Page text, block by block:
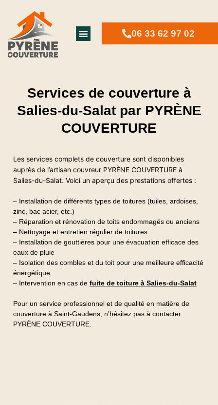
06 33 62 97 02
Services de couverture à
Salies-du-Salat par PYRÈNE
COUVERTURE
Les services complets de couverture sont disponibles
auprès de l’artisan couvreur PYRÈNE COUVERTURE à
Salies-du-Salat. Voici un aperçu des prestations offertes :
– Installation de différents types de toitures (tuiles, ardoises,
zinc, bac acier, etc.)
– Réparation et rénovation de toits endommagés ou anciens
– Nettoyage et entretien régulier de toitures
– Installation de gouttières pour une évacuation efficace des
eaux de pluie
– Isolation des combles et du toit pour une meilleure efficacité
énergétique
– Intervention en cas de fuite de toiture à Salies-du-Salat
Pour un service professionnel et de qualité en matière de
couverture à Saint-Gaudens, n’hésitez pas à contacter
PYRÈNE COUVERTURE.